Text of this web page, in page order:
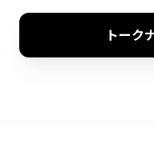
トーク